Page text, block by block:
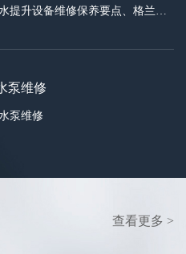
提升设备维修保养要点、格兰富
泵维修
泵维修
查看更多 >